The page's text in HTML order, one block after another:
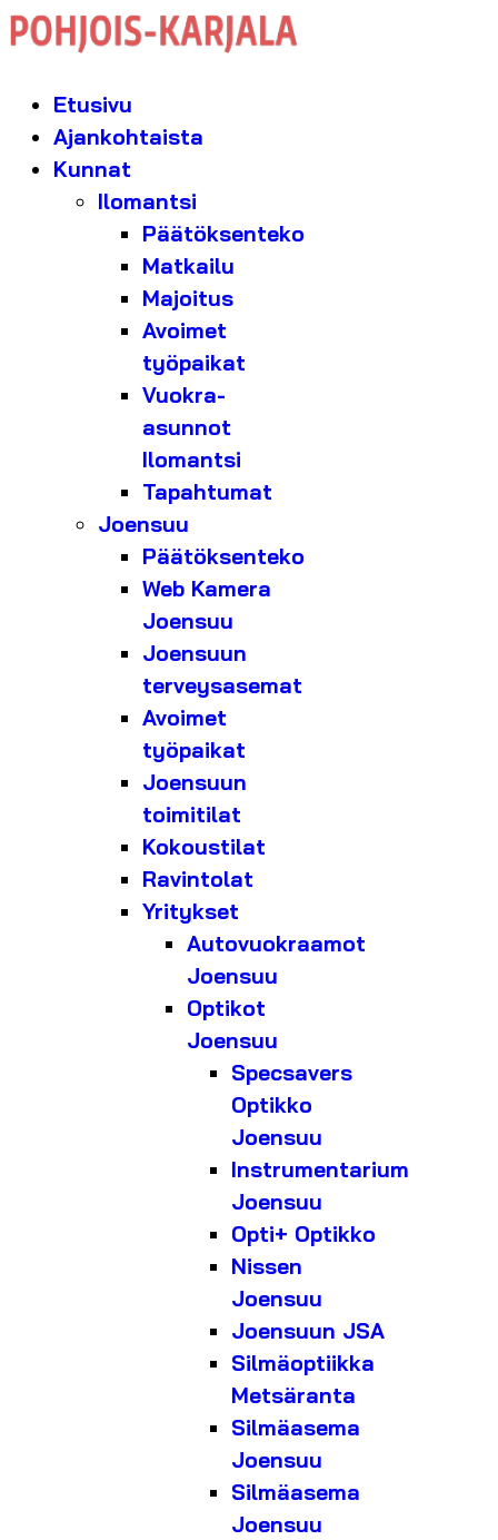
Etusivu
Ajankohtaista
Kunnat
Ilomantsi
Päätöksenteko
Matkailu
Majoitus
Avoimet
työpaikat
Vuokra-
asunnot
Ilomantsi
Tapahtumat
Joensuu
Päätöksenteko
Web Kamera
Joensuu
Joensuun
terveysasemat
Avoimet
työpaikat
Joensuun
toimitilat
Kokoustilat
Ravintolat
Yritykset
Autovuokraamot
Joensuu
Optikot
Joensuu
Specsavers
Optikko
Joensuu
Instrumentarium
Joensuu
Opti+ Optikko
Nissen
Joensuu
Joensuun JSA
Silmäoptiikka
Metsäranta
Silmäasema
Joensuu
Silmäasema
Joensuu